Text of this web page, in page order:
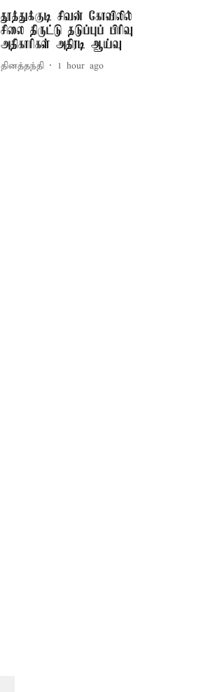
தூத்துக்குடி சிவன் கோவிலில்
சிலை திருட்டு தடுப்புப் பிரிவு
அதிகாரிகள் அதிரடி ஆய்வு
தினத்தந்தி 1 hour ago